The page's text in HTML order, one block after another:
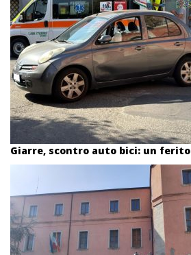
Giarre, scontro auto bici: un ferito